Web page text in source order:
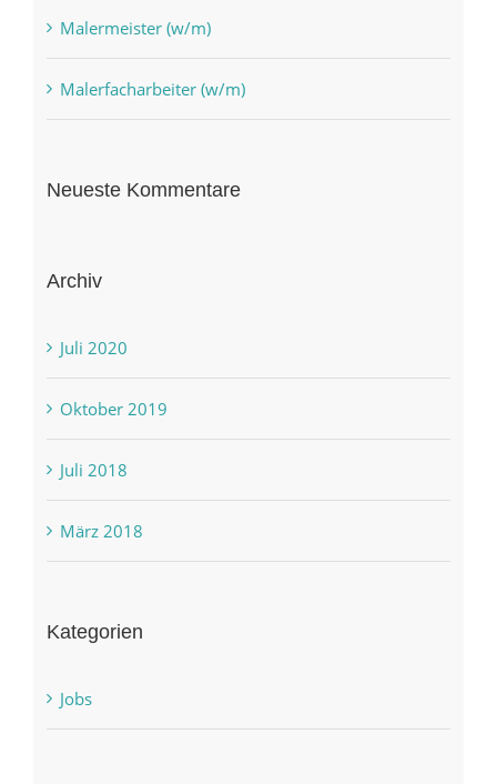
Malermeister (w/m)
Malerfacharbeiter (w/m)
Neueste Kommentare
Archiv
Juli 2020
Oktober 2019
Juli 2018
März 2018
Kategorien
Jobs